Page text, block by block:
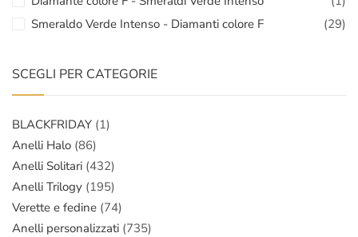
Smeraldo Verde Intenso - Diamanti colore F
(29)
SCEGLI PER CATEGORIE
BLACKFRIDAY (1)
Anelli Halo (86)
Anelli Solitari (432)
Anelli Trilogy (195)
Verette e fedine (74)
Anelli personalizzati (735)